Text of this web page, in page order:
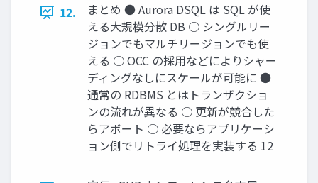
12.
まとめ ● Aurora DSQL は SQL が使
える大規模分散 DB ○ シングルリー
ジョンでもマルチリージョンでも使
える ○ OCC の採用などによりシャー
ディングなしにスケールが可能に ●
通常の RDBMS とはトランザクショ
ンの流れが異なる ○ 更新が競合した
らアボート ○ 必要ならアプリケーシ
ョン側でリトライ処理を実装する 12